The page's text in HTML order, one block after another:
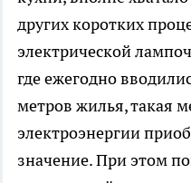
других коротких
электрической
где ежегодно
метров жилья, такая
электроэнергии
значение. При этом